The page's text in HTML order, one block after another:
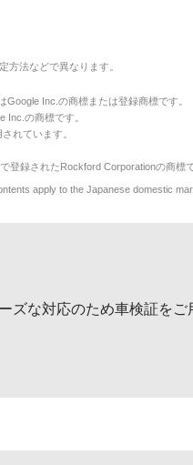
方法などで異なります。
Inc.の商標または登録商標です。
Inc.の商標です。
れています。
録されたRockford Corporationの商標で
apply to the Japanese domestic
ズな対応のため車検証をご